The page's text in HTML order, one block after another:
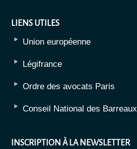
LIENS UTILES
Union européenne
Légifrance
Ordre des avocats Paris
Conseil National des Barreaux
INSCRIPTION À LA NEWSLETTER